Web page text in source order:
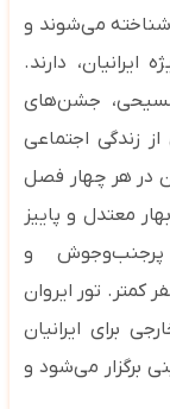
می‌شوند و
دارند.
جشن‌های
اجتماعی
در هر چهار فصل
معتدل و پاییز
و
تور ایروان
برای ایرانیان
می‌شود و